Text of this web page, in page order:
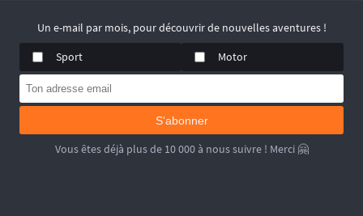
Un e-mail par mois, pour découvrir de nouvelles aventures !
Sport
Motor
S'abonner
Vous êtes déjà plus de 10 000 à nous suivre ! Merci 🤗